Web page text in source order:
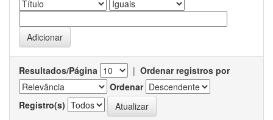
Resultados/Página | Ordenar registros por
Ordenar
Registro(s)